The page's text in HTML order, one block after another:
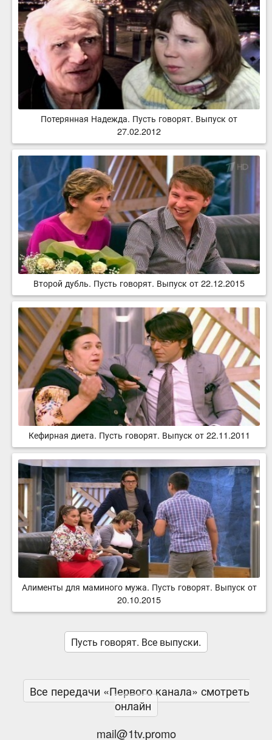
Потерянная Надежда. Пусть говорят. Выпуск от
27.02.2012
Второй дубль. Пусть говорят. Выпуск от 22.12.2015
Кефирная диета. Пусть говорят. Выпуск от 22.11.2011
Алименты для маминого мужа. Пусть говорят. Выпуск от
20.10.2015
Пусть говорят. Все выпуски.
Все передачи «Первого канала» смотреть
онлайн
mail@1tv.promo